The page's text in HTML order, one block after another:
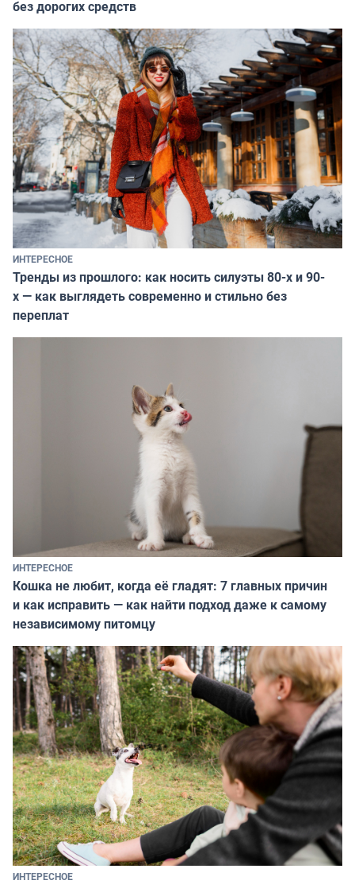
без дорогих средств
ИНТЕРЕСНОЕ
Тренды из прошлого: как носить силуэты 80-х и 90-
х — как выглядеть современно и стильно без
переплат
ИНТЕРЕСНОЕ
Кошка не любит, когда её гладят: 7 главных причин
и как исправить — как найти подход даже к самому
независимому питомцу
ИНТЕРЕСНОЕ